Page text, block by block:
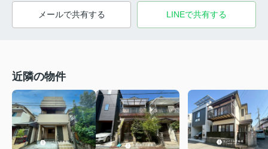
メールで共有する LINEで共有する
近隣の物件